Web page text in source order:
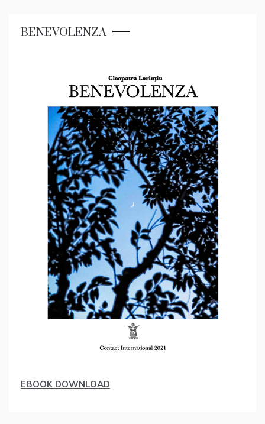
BENEVOLENZA
EBOOK DOWNLOAD